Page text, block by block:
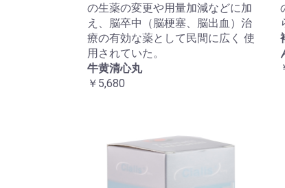
の生薬の変更や用量加減などに加
え、脳卒中（脳梗塞、脳出血）治
療の有効な薬として民間に広く 使
用されていた。
牛黄清心丸
￥5,680